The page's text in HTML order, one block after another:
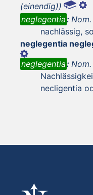
(einendig))
neglegentia:
nachlässig,
neglegentia
neglegentia:
necligentia